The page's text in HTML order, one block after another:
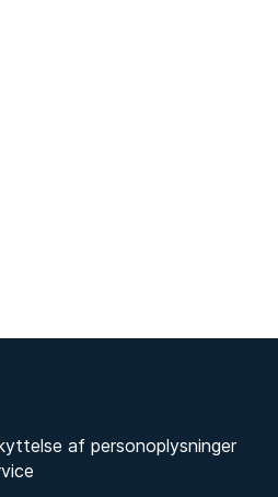
af personoplysninger